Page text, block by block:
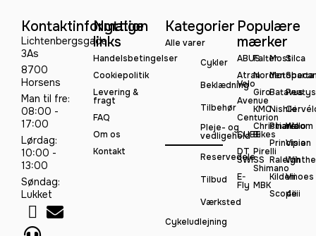
Kontaktinformation
Lichtenbergsgade
3As
8700
Horsens
Man til fre:
08:00 -
17:00
Lørdag:
10:00 -
13:00
Søndag:
Lukket
Nyttige
links
Handelsbetingelser
Cookiepolitik
Levering &
fragt
FAQ
Om os
Kontakt
Kategorier
Alle varer
Cykler
Beklædning
Tilbehør
Pleje- og
vedligehold
Reservedele
Tilbud
Værksted
Cykeludlejning
Populære
mærker
ABUS
Atran
Velo
Avenue
Centurion
CUBE
DT
SWISS
E-
Fly
Falter
Norden
Giro
KMC
Christiania
Bikes
Pirelli
Shimano
MBK
Most
Batavus
Nishiki
Pinarello
Principia
Raleigh
Kildemoes
Scope
Silca
Sparta
Peatys
Woom
Vision
Vii
4iiii